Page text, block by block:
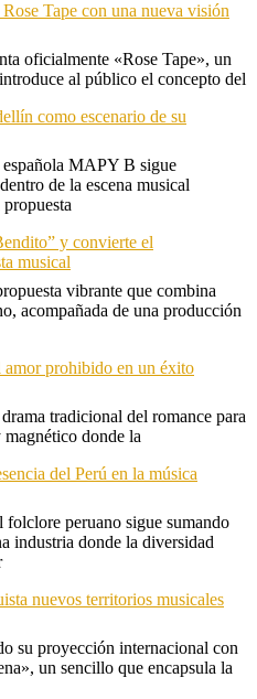
Tape con una nueva visión
oficialmente «Rose Tape», un
al público el concepto del
como escenario de su
MAPY B sigue
de la escena musical
y convierte el
musical
vibrante que combina
acompañada de una producción
prohibido en un éxito
tradicional del romance para
donde la
del Perú en la música
peruano sigue sumando
industria donde la diversidad
nuevos territorios musicales
su proyección internacional con
un sencillo que encapsula la